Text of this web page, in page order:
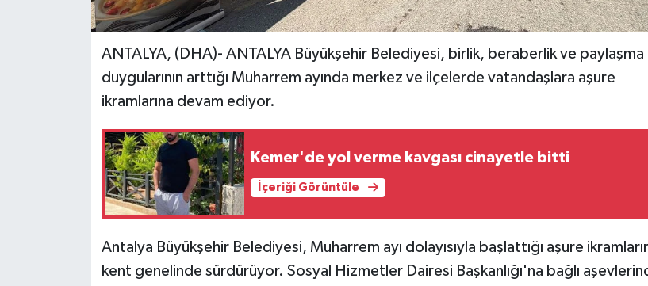
ANTALYA, (DHA)- ANTALYA Büyükşehir Belediyesi, birlik, beraberlik ve paylaşma
duygularının arttığı Muharrem ayında merkez ve ilçelerde vatandaşlara aşure
ikramlarına devam ediyor.
Kemer'de yol verme kavgası cinayetle bitti
İçeriği Görüntüle
Antalya Büyükşehir Belediyesi, Muharrem ayı dolayısıyla başlattığı aşure
kent genelinde sürdürüyor. Sosyal Hizmetler Dairesi Başkanlığı'na bağlı